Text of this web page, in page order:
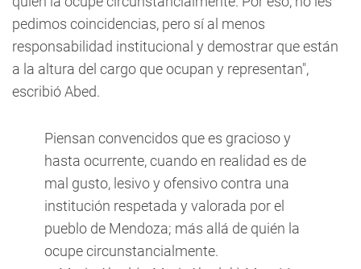
pedimos coincidencias, pero sí al menos
responsabilidad institucional y demostrar que están
a la altura del cargo que ocupan y representan",
escribió Abed.
Piensan convencidos que es gracioso y
hasta ocurrente, cuando en realidad es de
mal gusto, lesivo y ofensivo contra una
institución respetada y valorada por el
pueblo de Mendoza; más allá de quién la
ocupe circunstancialmente.